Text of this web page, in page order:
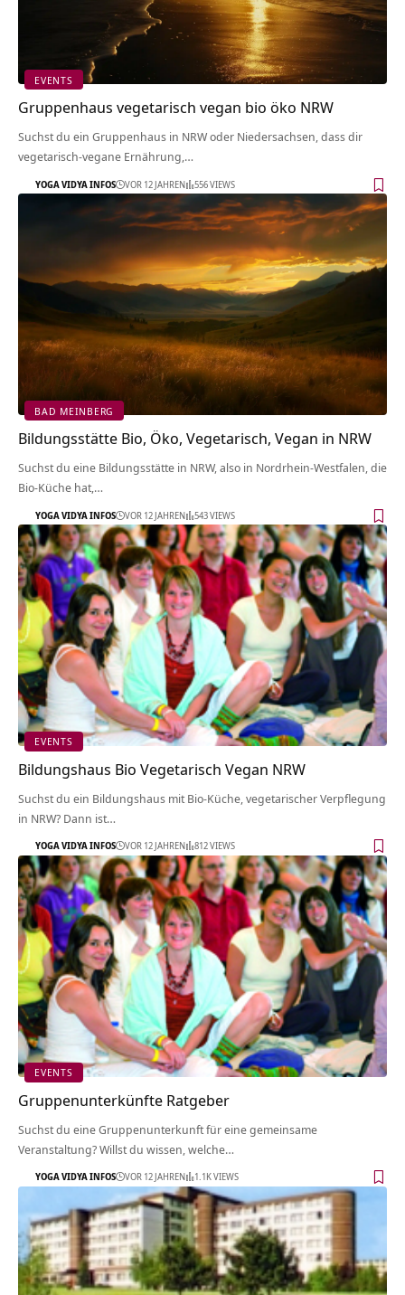
EVENTS
Gruppenhaus vegetarisch vegan bio öko NRW
Suchst du ein Gruppenhaus in NRW oder Niedersachsen, dass dir
vegetarisch-vegane Ernährung,…
YOGA VIDYA INFOS VOR 12 JAHREN 556 VIEWS
BAD MEINBERG
Bildungsstätte Bio, Öko, Vegetarisch, Vegan in NRW
Suchst du eine Bildungsstätte in NRW, also in Nordrhein-Westfalen, die
Bio-Küche hat,…
YOGA VIDYA INFOS VOR 12 JAHREN 543 VIEWS
EVENTS
Bildungshaus Bio Vegetarisch Vegan NRW
Suchst du ein Bildungshaus mit Bio-Küche, vegetarischer Verpflegung
in NRW? Dann ist…
YOGA VIDYA INFOS VOR 12 JAHREN 812 VIEWS
EVENTS
Gruppenunterkünfte Ratgeber
Suchst du eine Gruppenunterkunft für eine gemeinsame
Veranstaltung? Willst du wissen, welche…
YOGA VIDYA INFOS VOR 12 JAHREN 1.1K VIEWS